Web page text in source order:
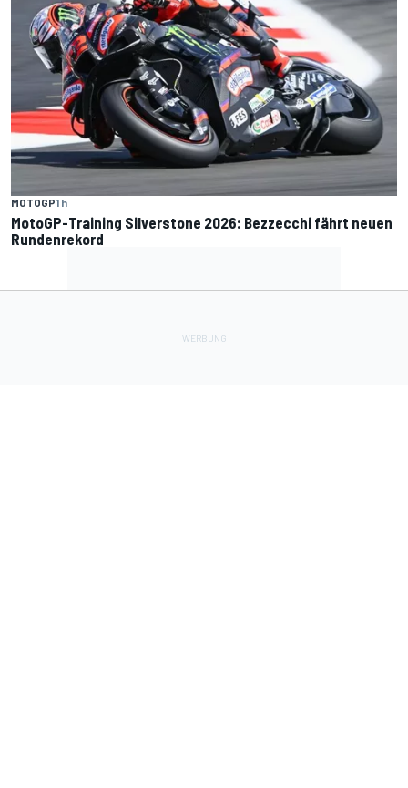
MOTOGP1 h
MotoGP-Training Silverstone 2026: Bezzecchi fährt neuen
Rundenrekord